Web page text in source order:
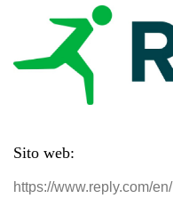
Sito web:
https://www.reply.com/en/